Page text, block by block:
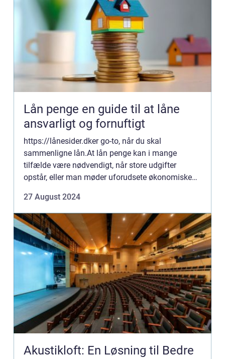
Lån penge en guide til at låne
ansvarligt og fornuftigt
https://lånesider.dker go-to, når du skal
sammenligne lån.At lån penge kan i mange
tilfælde være nødvendigt, når store udgifter
opstår, eller man møder uforudsete økonomiske
27 August 2024
Akustikloft: En Løsning til Bedre